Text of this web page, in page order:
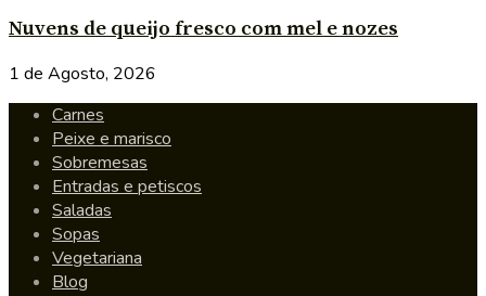
Nuvens de queijo fresco com mel e nozes
1 de Agosto, 2026
Carnes
Peixe e marisco
Sobremesas
Entradas e petiscos
Saladas
Sopas
Vegetariana
Blog